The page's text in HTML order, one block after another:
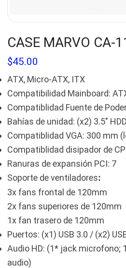
CASE MARVO CA-
$45.00
ATX, Micro-ATX, ITX
Compatibilidad Mainboard:
Compatiblidad Fuente de
Bahías de unidad: (x2) 3.5″
Compatiblidad VGA: 300 mm
Compatiblidad disipador de
Ranuras de expansión PCI: 7
Soporte de ventiladores:
3x fans frontal de 120mm
2x fans superiores de 120mm
1x fan trasero de 120mm
Puertos: (x1) USB 3.0 / (x2)
Audio HD: (1* jack microfono;
audio)